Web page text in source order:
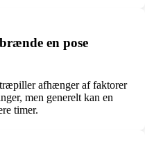
en pose
afhænger af faktorer
men generelt kan en
timer.